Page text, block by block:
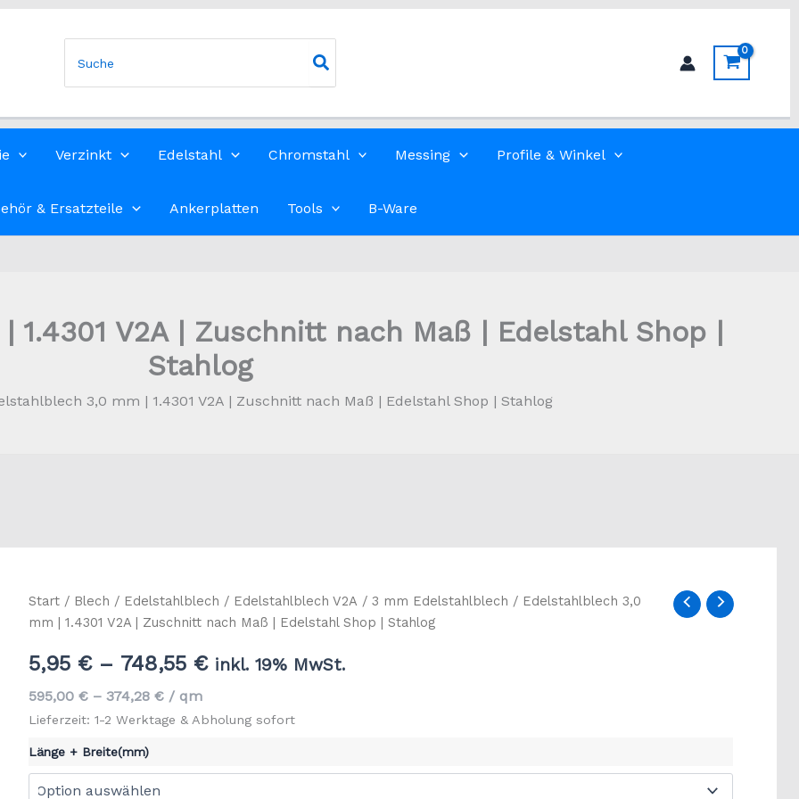
for:
Verzinkt Edelstahl Chromstahl Messing Profile & Winkel
& Ersatzteile Ankerplatten Tools B-Ware
1.4301 V2A | Zuschnitt nach Maß | Edelstahl Shop |
Stahlog
3,0 mm | 1.4301 V2A | Zuschnitt nach Maß | Edelstahl Shop | Stahlog
Start / Blech / Edelstahlblech / Edelstahlblech V2A /3 mm Edelstahlblech / Edelstahlblech 3,0
mm | 1.4301 V2A | Zuschnitt nach Maß | Edelstahl Shop | Stahlog
5,95 €– 748,55 € inkl. 19% MwSt.
595,00€ –374,28€ / qm
Lieferzeit: 1-2 Werktage & Abholung sofort
Länge + Breite(mm)